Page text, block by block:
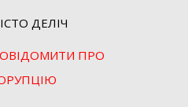
ДЕЛІЧ
ПРО